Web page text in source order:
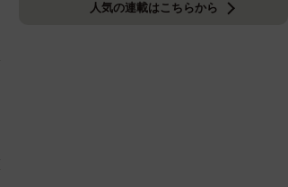
人気の連載はこちらから